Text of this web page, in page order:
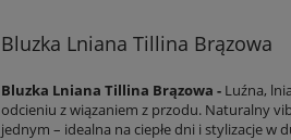
Bluzka Lniana Tillina Brązowa
Bluzka Lniana Tillina Brązowa - Luźna,
odcieniu z wiązaniem z przodu. Naturalny
jednym – idealna na ciepłe dni i stylizacje w